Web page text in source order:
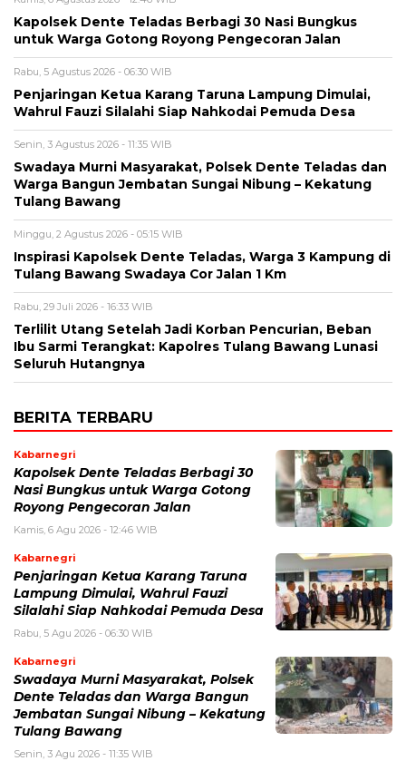
Kapolsek Dente Teladas Berbagi 30 Nasi Bungkus
untuk Warga Gotong Royong Pengecoran Jalan
Rabu, 5 Agustus 2026 - 06:30 WIB
Penjaringan Ketua Karang Taruna Lampung Dimulai,
Wahrul Fauzi Silalahi Siap Nahkodai Pemuda Desa
Senin, 3 Agustus 2026 - 11:35 WIB
Swadaya Murni Masyarakat, Polsek Dente Teladas dan
Warga Bangun Jembatan Sungai Nibung – Kekatung
Tulang Bawang
Minggu, 2 Agustus 2026 - 05:15 WIB
Inspirasi Kapolsek Dente Teladas, Warga 3 Kampung di
Tulang Bawang Swadaya Cor Jalan 1 Km
Rabu, 29 Juli 2026 - 16:33 WIB
Terlilit Utang Setelah Jadi Korban Pencurian, Beban
Ibu Sarmi Terangkat: Kapolres Tulang Bawang Lunasi
Seluruh Hutangnya
BERITA TERBARU
Kabarnegri
Kapolsek Dente Teladas Berbagi 30
Nasi Bungkus untuk Warga Gotong
Royong Pengecoran Jalan
Kamis, 6 Agu 2026 - 12:46 WIB
Kabarnegri
Penjaringan Ketua Karang Taruna
Lampung Dimulai, Wahrul Fauzi
Silalahi Siap Nahkodai Pemuda Desa
Rabu, 5 Agu 2026 - 06:30 WIB
Kabarnegri
Swadaya Murni Masyarakat, Polsek
Dente Teladas dan Warga Bangun
Jembatan Sungai Nibung – Kekatung
Tulang Bawang
Senin, 3 Agu 2026 - 11:35 WIB